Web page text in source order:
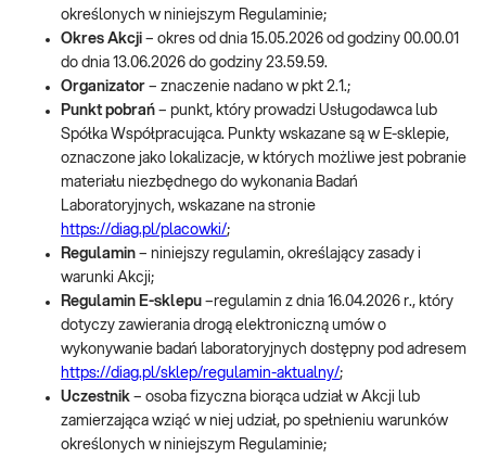
określonych w niniejszym Regulaminie;
Okres Akcji – okres od dnia 15.05.2026 od godziny 00.00.01
do dnia 13.06.2026 do godziny 23.59.59.
Organizator – znaczenie nadano w pkt 2.1.;
Punkt pobrań – punkt, który prowadzi Usługodawca lub
Spółka Współpracująca. Punkty wskazane są w E-sklepie,
oznaczone jako lokalizacje, w których możliwe jest pobranie
materiału niezbędnego do wykonania Badań
Laboratoryjnych, wskazane na stronie
https://diag.pl/placowki/;
Regulamin – niniejszy regulamin, określający zasady i
warunki Akcji;
Regulamin E-sklepu –regulamin z dnia 16.04.2026 r., który
dotyczy zawierania drogą elektroniczną umów o
wykonywanie badań laboratoryjnych dostępny pod adresem
https://diag.pl/sklep/regulamin-aktualny/;
Uczestnik – osoba fizyczna biorąca udział w Akcji lub
zamierzająca wziąć w niej udział, po spełnieniu warunków
określonych w niniejszym Regulaminie;